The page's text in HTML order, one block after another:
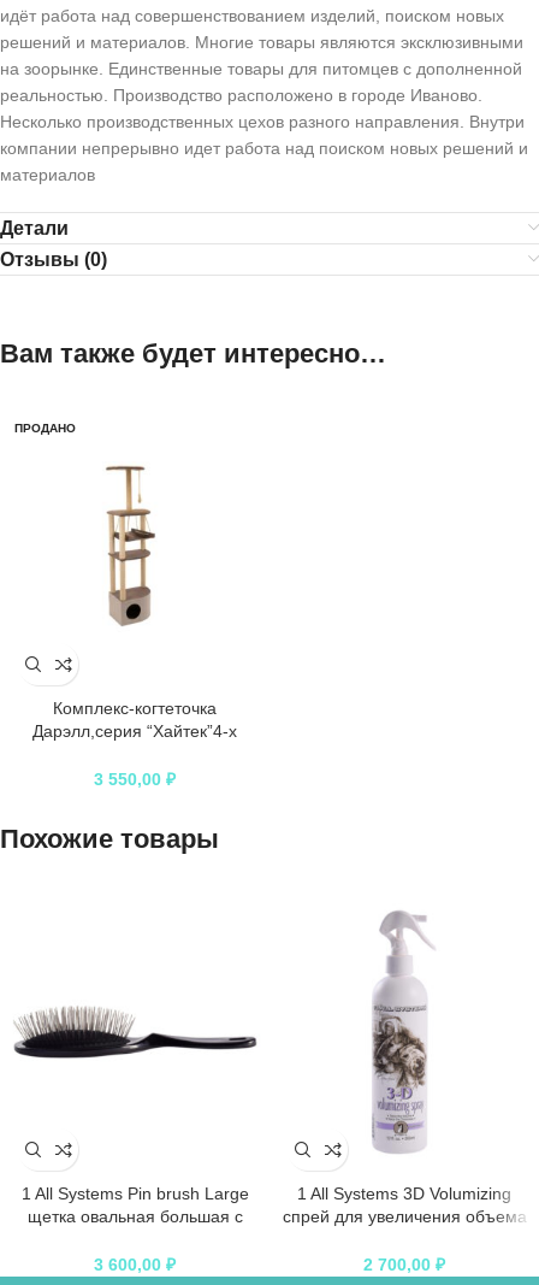
идёт работа над совершенствованием изделий, поиском новых
решений и материалов. Многие товары являются эксклюзивными
на зоорынке. Единственные товары для питомцев с дополненной
реальностью. Производство расположено в городе Иваново.
Несколько производственных цехов разного направления. Внутри
компании непрерывно идет работа над поиском новых решений и
материалов
Детали
Отзывы (0)
Вам также будет интересно…
ПРОДАНО
Комплекс-когтеточка
Дарэлл,серия “Хайтек”4-х
джут)
3 550,00 ₽
Похожие товары
1 All Systems Pin brush Large
щетка овальная большая с
мм (цвета в ассортименте)
3 600,00 ₽
1 All Systems 3D Volumizing
спрей для увеличения объема
2 700,00 ₽